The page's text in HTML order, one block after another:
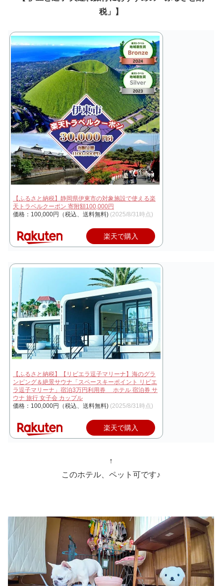
税」】
【ふるさと納税】静岡県伊東市の対象施設で使える楽
天トラベルクーポン 寄附額100,000円
価格：100,000円（税込、送料無料) (2025/8/31時点)
楽天で購入
【ふるさと納税】【リビエラ逗子マリーナ】海のグラ
ンピング＆絶景サウナ「スペースキーポイント リビエ
ラ逗子マリーナ」宿泊3万円利用券 ホテル 宿泊券 サ
ウナ 旅行 女子会 カップル
価格：100,000円（税込、送料無料) (2025/8/31時点)
楽天で購入
↑
このホテル、ペット可です♪